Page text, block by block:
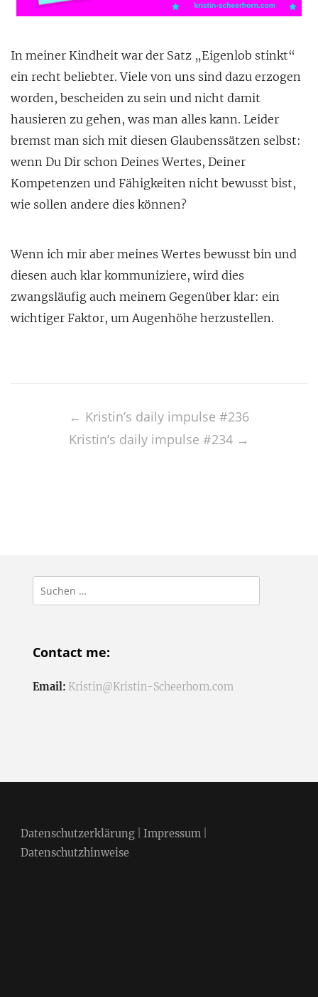
In meiner Kindheit war der Satz „Eigenlob stinkt“
ein recht beliebter. Viele von uns sind dazu erzogen
worden, bescheiden zu sein und nicht damit
hausieren zu gehen, was man alles kann. Leider
bremst man sich mit diesen Glaubenssätzen selbst:
wenn Du Dir schon Deines Wertes, Deiner
Kompetenzen und Fähigkeiten nicht bewusst bist,
wie sollen andere dies können?
Wenn ich mir aber meines Wertes bewusst bin und
diesen auch klar kommuniziere, wird dies
zwangsläufig auch meinem Gegenüber klar: ein
wichtiger Faktor, um Augenhöhe herzustellen.
navigation
← Kristin’s daily impulse #236
Kristin’s daily impulse #234 →
Suchen
nach:
Contact me:
Email: Kristin@Kristin-Scheerhorn.com
Datenschutzerklärung| Impressum|
Datenschutzhinweise